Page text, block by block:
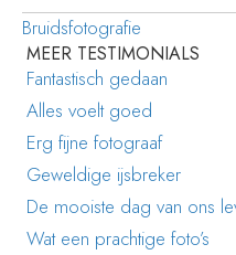
Bruidsfotografie
MEER TESTIMONIALS
Fantastisch gedaan
Alles voelt goed
Erg fijne fotograaf
Geweldige ijsbreker
De mooiste dag van ons
Wat een prachtige foto’s